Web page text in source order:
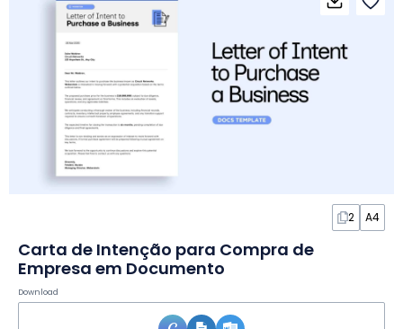
2 A4
Carta de Intenção para Compra de
Empresa em Documento
Download